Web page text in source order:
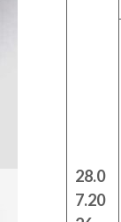
28.0
7.20